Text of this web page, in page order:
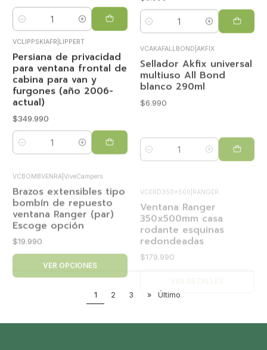
Cantidad Cantidad
Persiana de privacidad
para ventana frontal de
cabina para van y
furgones (año 2006-
actual)
Cantidad
VCAKAFALLBOND|AKFIX
Sellador Akfix universal
multiuso All Bond
blanco 290ml
$6.990
Cantidad
VCBOMBVENRA ViveCampers
bombín de repuesto
ventana Ranger (par)
Escoge opción
$19.990
Agotado
VCERD350x500 RANGER
rodante esquinas
redondeadas
$179.990
VER DETALLES
1 2 3 » Último